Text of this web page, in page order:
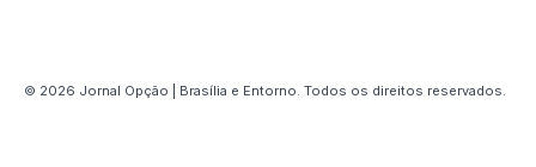
© 2026 Jornal Opção | Brasília e Entorno. Todos os direitos reservados.